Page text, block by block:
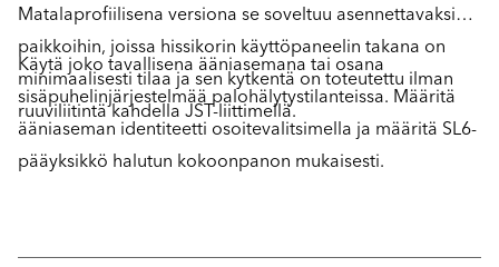
Matalaprofiilisena versiona se soveltuu asennettavaksi
paikkoihin, joissa hissikorin käyttöpaneelin takana on
minimaalisesti tilaa ja sen kytkentä on toteutettu ilman
ruuviliitintä kahdella JST-liittimellä.
Käytä joko tavallisena ääniasemana tai osana
sisäpuhelinjärjestelmää palohälytystilanteissa. Määritä
ääniaseman identiteetti osoitevalitsimella ja määritä SL6-
pääyksikkö halutun kokoonpanon mukaisesti.